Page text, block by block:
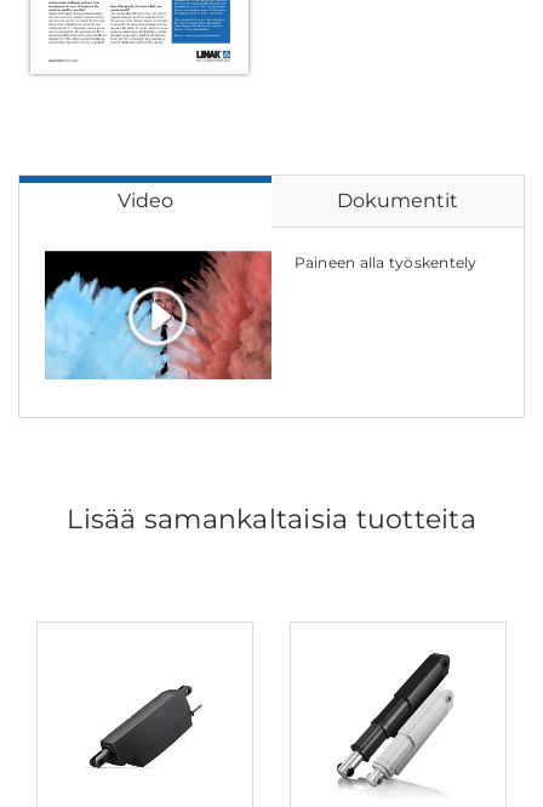
Video Dokumentit
Paineen alla työskentely
Lisää samankaltaisia tuotteita